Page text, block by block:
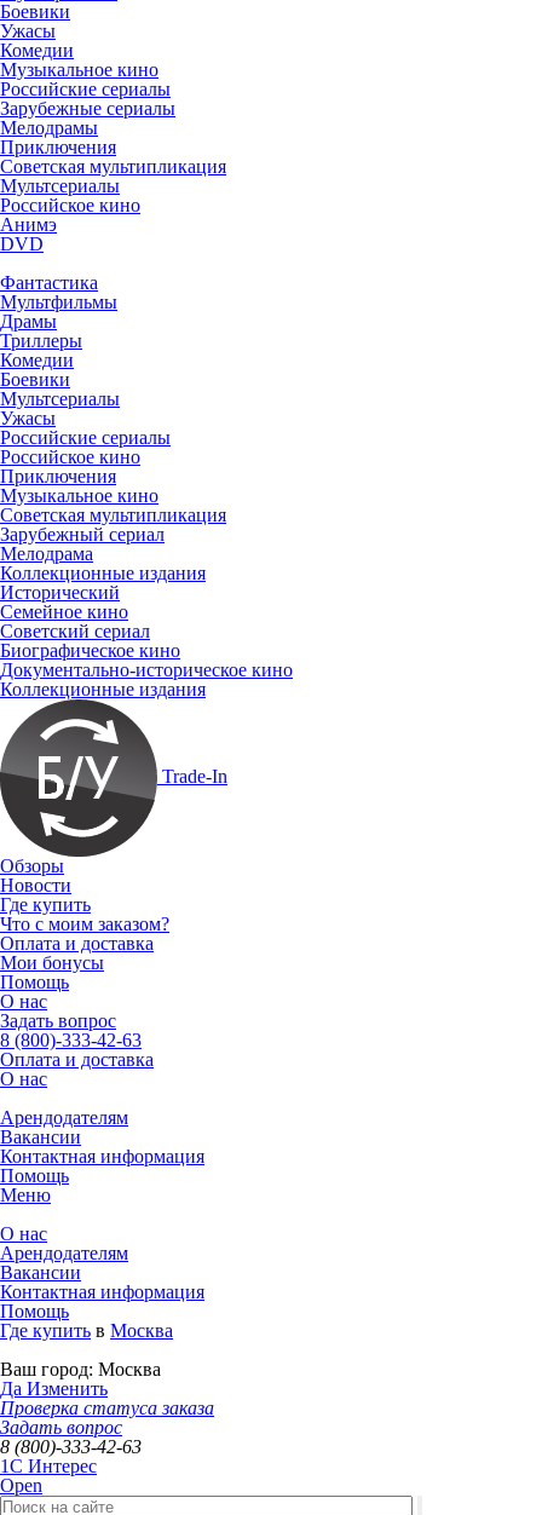
Боевики
Ужасы
Комедии
Музыкальное кино
Российские сериалы
Зарубежные сериалы
Мелодрамы
Приключения
Советская мультипликация
Мультсериалы
Российское кино
Анимэ
DVD
Фантастика
Мультфильмы
Драмы
Триллеры
Комедии
Боевики
Мультсериалы
Ужасы
Российские сериалы
Российское кино
Приключения
Музыкальное кино
Советская мультипликация
Зарубежный сериал
Мелодрама
Коллекционные издания
Исторический
Семейное кино
Советский сериал
Биографическое кино
Документально-историческое кино
Коллекционные издания
Trade-In
Обзоры
Новости
Где купить
Что с моим заказом?
Оплата и доставка
Мои бонусы
Помощь
О нас
Задать вопрос
8 (800)-333-42-63
Оплата и доставка
О нас
Арендодателям
Вакансии
Контактная информация
Помощь
Меню
О нас
Арендодателям
Вакансии
Контактная информация
Помощь
Где купить в Москва
Ваш город: Москва
Да Изменить
Проверка статуса заказа
Задать вопрос
8 (800)-333-42-63
1C Интерес
Open